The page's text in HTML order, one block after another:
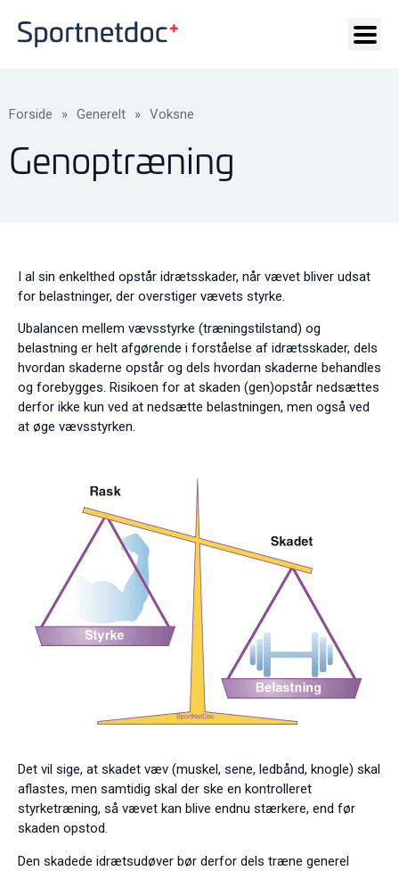
Forside » Generelt » Voksne
Genoptræning
I al sin enkelthed opstår idrætsskader, når vævet bliver udsat
for belastninger, der overstiger vævets styrke.
Ubalancen mellem vævsstyrke (træningstilstand) og
belastning er helt afgørende i forståelse af idrætsskader, dels
hvordan skaderne opstår og dels hvordan skaderne behandles
og forebygges. Risikoen for at skaden (gen)opstår nedsættes
derfor ikke kun ved at nedsætte belastningen, men også ved
at øge vævsstyrken.
Det vil sige, at skadet væv (muskel, sene, ledbånd, knogle) skal
aflastes, men samtidig skal der ske en kontrolleret
styrketræning, så vævet kan blive endnu stærkere, end før
skaden opstod.
Den skadede idrætsudøver bør derfor dels træne generel